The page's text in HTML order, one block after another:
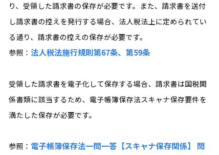
り、受領した請求書の保存が必要です。また、請求書を送付
し請求書の控えを発行する場合、法人税法上に定められてい
る通り、請求書の控えの保存が必要です。
参照： 法人税法施行規則第67条、第59条
受領した請求書を電子化して保存する場合、請求書は国税関
係書類に該当するため、電子帳簿保存法スキャナ保存要件を
満たした保存が必要です。
参照： 電子帳簿保存法一問一答【スキャナ保存関係】 問